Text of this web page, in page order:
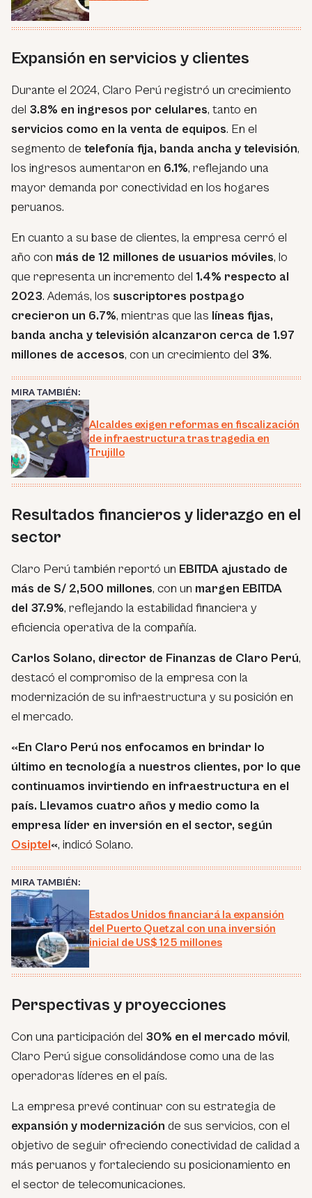
Expansión en servicios y clientes
Durante el 2024, Claro Perú registró un crecimiento
del 3.8% en ingresos por celulares, tanto en
servicios como en la venta de equipos. En el
segmento de telefonía fija, banda ancha y televisión,
los ingresos aumentaron en 6.1%, reflejando una
mayor demanda por conectividad en los hogares
peruanos.
En cuanto a su base de clientes, la empresa cerró el
año con más de 12 millones de usuarios móviles, lo
que representa un incremento del 1.4% respecto al
2023. Además, los suscriptores postpago
crecieron un 6.7%, mientras que las líneas fijas,
banda ancha y televisión alcanzaron cerca de 1.97
millones de accesos, con un crecimiento del 3%.
MIRA TAMBIÉN:
Alcaldes exigen reformas en fiscalización
de infraestructura tras tragedia en
Trujillo
Resultados financieros y liderazgo en el
sector
Claro Perú también reportó un EBITDA ajustado de
más de S/ 2,500 millones, con un margen EBITDA
del 37.9%, reflejando la estabilidad financiera y
eficiencia operativa de la compañía.
Carlos Solano, director de Finanzas de Claro Perú,
destacó el compromiso de la empresa con la
modernización de su infraestructura y su posición en
el mercado.
«En Claro Perú nos enfocamos en brindar lo
último en tecnología a nuestros clientes, por lo que
continuamos invirtiendo en infraestructura en el
país. Llevamos cuatro años y medio como la
empresa líder en inversión en el sector, según
Osiptel«, indicó Solano.
MIRA TAMBIÉN:
Estados Unidos financiará la expansión
del Puerto Quetzal con una inversión
inicial de US$ 125 millones
Perspectivas y proyecciones
Con una participación del 30% en el mercado móvil,
Claro Perú sigue consolidándose como una de las
operadoras líderes en el país.
La empresa prevé continuar con su estrategia de
expansión y modernización de sus servicios, con el
objetivo de seguir ofreciendo conectividad de calidad a
más peruanos y fortaleciendo su posicionamiento en
el sector de telecomunicaciones.